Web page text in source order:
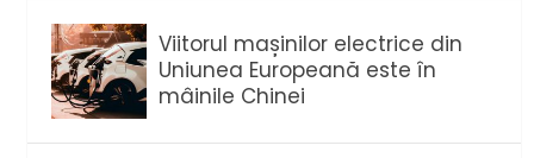
Viitorul mașinilor electrice din
Uniunea Europeană este în
mâinile Chinei